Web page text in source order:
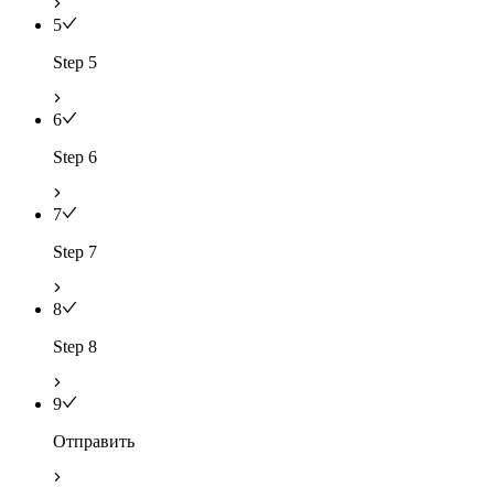
5
Step 5
6
Step 6
7
Step 7
8
Step 8
9
Отправить